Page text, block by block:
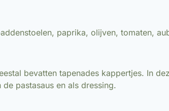
paprika, olijven, tomaten,
bevatten tapenades kappertjes. In
pastasaus en als dressing.